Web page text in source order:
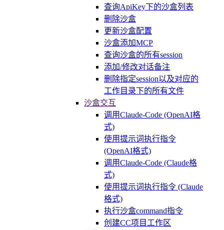
查询ApiKey下的沙盒列表
删除沙盒
更新沙盒配置
沙盒添加MCP
查询沙盒的所有session
添加/修改对话备注
删除指定session以及对应的
工作目录下的所有文件
沙盒交互
调用Claude-Code (OpenAI格
式)
使用提示词执行指令
(OpenAI格式)
调用Claude-Code (Claude格
式)
使用提示词执行指令 (Claude
格式)
执行沙盒command指令
创建CC项目工作区